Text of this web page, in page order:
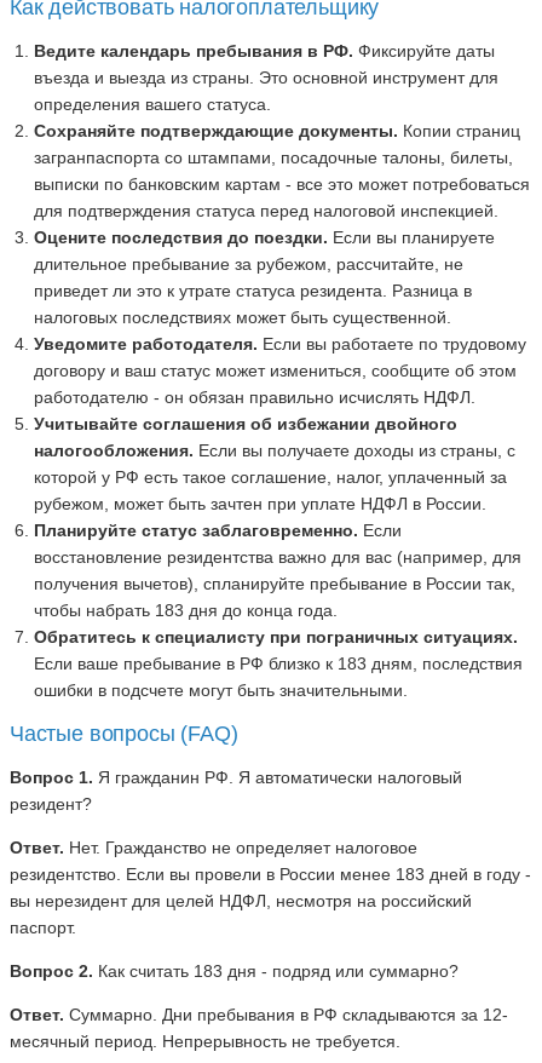
Как действовать налогоплательщику
Ведите календарь пребывания в РФ. Фиксируйте даты
въезда и выезда из страны. Это основной инструмент для
определения вашего статуса.
Сохраняйте подтверждающие документы. Копии страниц
загранпаспорта со штампами, посадочные талоны, билеты,
выписки по банковским картам - все это может потребоваться
для подтверждения статуса перед налоговой инспекцией.
Оцените последствия до поездки. Если вы планируете
длительное пребывание за рубежом, рассчитайте, не
приведет ли это к утрате статуса резидента. Разница в
налоговых последствиях может быть существенной.
Уведомите работодателя. Если вы работаете по трудовому
договору и ваш статус может измениться, сообщите об этом
работодателю - он обязан правильно исчислять НДФЛ.
Учитывайте соглашения об избежании двойного
налогообложения. Если вы получаете доходы из страны, с
которой у РФ есть такое соглашение, налог, уплаченный за
рубежом, может быть зачтен при уплате НДФЛ в России.
Планируйте статус заблаговременно. Если
восстановление резидентства важно для вас (например, для
получения вычетов), спланируйте пребывание в России так,
чтобы набрать 183 дня до конца года.
Обратитесь к специалисту при пограничных ситуациях.
Если ваше пребывание в РФ близко к 183 дням, последствия
ошибки в подсчете могут быть значительными.
Частые вопросы (FAQ)
Вопрос 1. Я гражданин РФ. Я автоматически налоговый
резидент?
Ответ. Нет. Гражданство не определяет налоговое
резидентство. Если вы провели в России менее 183 дней в году -
вы нерезидент для целей НДФЛ, несмотря на российский
паспорт.
Вопрос 2. Как считать 183 дня - подряд или суммарно?
Ответ. Суммарно. Дни пребывания в РФ складываются за 12-
месячный период. Непрерывность не требуется.